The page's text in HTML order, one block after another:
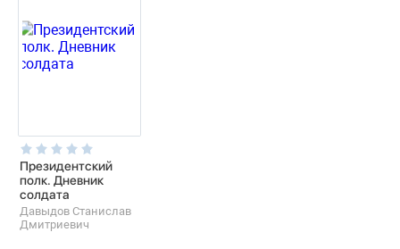
Президентский
полк. Дневник
солдата
Давыдов Станислав
Дмитриевич